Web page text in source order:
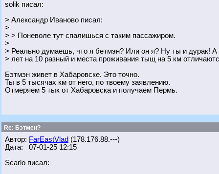
solik писал:
> Александр Иваново писал:
>
> > Поневоле тут спалишься с таким пассажиром.
>
> Реально думаешь, что я бетмэн? Или он я? Ну ты и дурак! А
> лет на 10 разный и места проживания тыщ на 5 км
Бэтмэн живет в Хабаровске. Это точно.
Ты в 5 тысячах км от него, по твоему заявлению.
Отмеряем 5 тык от Хабаровска и получаем Пермь.
Re: Бэтмен?
Автор: FarEastVlad (178.176.88.---)
Дата: 07-01-25 12:15
Scarlo писал: